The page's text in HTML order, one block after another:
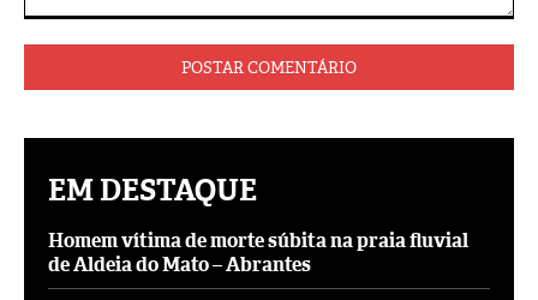
EM DESTAQUE
Homem vítima de morte súbita na praia fluvial
de Aldeia do Mato – Abrantes